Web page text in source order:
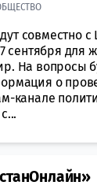
совместно с
сентября для
На вопросы
о
канале